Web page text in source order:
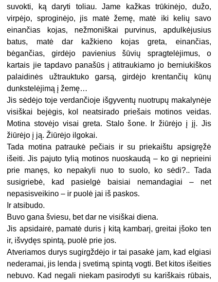
suvokti, ką daryti toliau. Jame kažkas trūkinėjo, dužo,
virpėjo, sproginėjo, jis matė žemę, matė iki kelių savo
einančias kojas, nežmoniškai purvinus, apdulkėjusius
batus, matė dar kažkieno kojas greta, einančias,
bėgančias, girdėjo pavienius šūvių spragtelėjimus, o
kartais jie tapdavo panašūs į atitraukiamo jo berniukiškos
palaidinės užtrauktuko garsą, girdėjo krentančių kūnų
dunkstelėjimą į žemę…
Jis sėdėjo toje verdančioje išgyventų nuotrupų makalynėje
visiškai bejėgis, kol neatsirado priešais motinos veidas.
Motina stovėjo visai greta. Stalo šone. Ir žiūrėjo į jį. Jis
žiūrėjo į ją. Žiūrėjo ilgokai.
Tada motina patraukė pečiais ir su priekaištu apsigręžė
išeiti. Jis pajuto tylią motinos nuoskaudą – ko gi neprieini
prie manęs, ko nepakyli nuo to suolo, ko sėdi?.. Tada
susigriebė, kad pasielgė baisiai nemandagiai – net
nepasisveikino – ir puolė jai iš paskos.
Ir atsibudo.
Buvo gana šviesu, bet dar ne visiškai diena.
Jis apsidairė, pamatė duris į kitą kambarį, greitai įšoko ten
ir, išvydęs spintą, puolė prie jos.
Atveriamos durys sugirgždėjo ir tai pasakė jam, kad elgiasi
nederamai, jis lenda į svetimą spintą vogti. Bet kitos išeities
nebuvo. Kad negali niekam pasirodyti su kariškais rūbais,